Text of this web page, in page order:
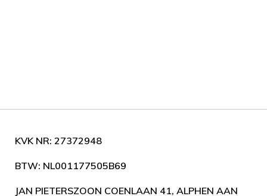
KVK NR: 27372948
BTW: NL001177505B69
JAN PIETERSZOON COENLAAN 41, ALPHEN AAN